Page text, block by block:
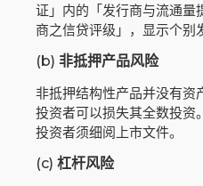
证」内的「发行商与流通量
商之信贷评级」，显示个别
(b) 非抵押产品风险
非抵押结构性产品并没有资
投资者可以损失其全数投资
投资者须细阅上市文件。
(c) 杠杆风险